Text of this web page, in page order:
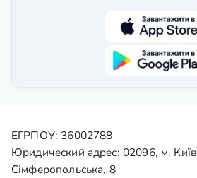
ЕГРПОУ: 36002788
Юридический адрес: 02096, м.
Сімферопольська, 8